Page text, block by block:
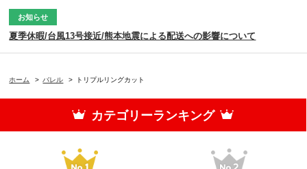
お知らせ
夏季休暇/台風13号接近/熊本地震による配送への影響について
ホーム > バレル > トリプルリングカット
カテゴリーランキング